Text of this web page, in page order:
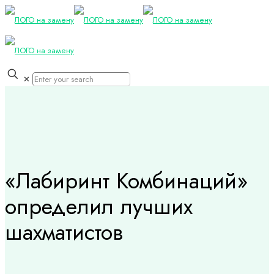
✕
«Лабиринт Комбинаций»
определил лучших
шахматистов